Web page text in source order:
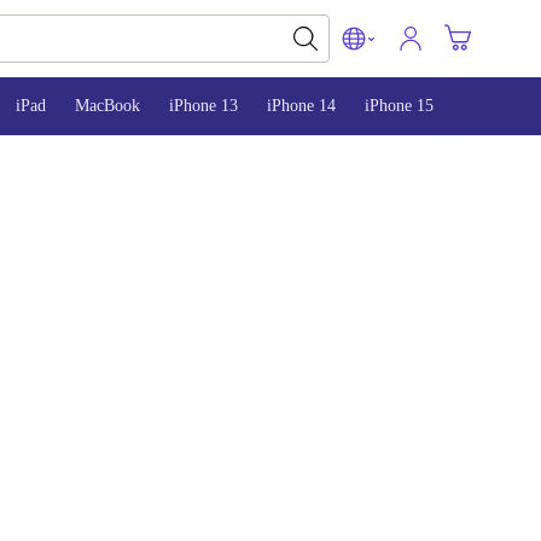
iPad MacBook iPhone 13 iPhone 14 iPhone 15